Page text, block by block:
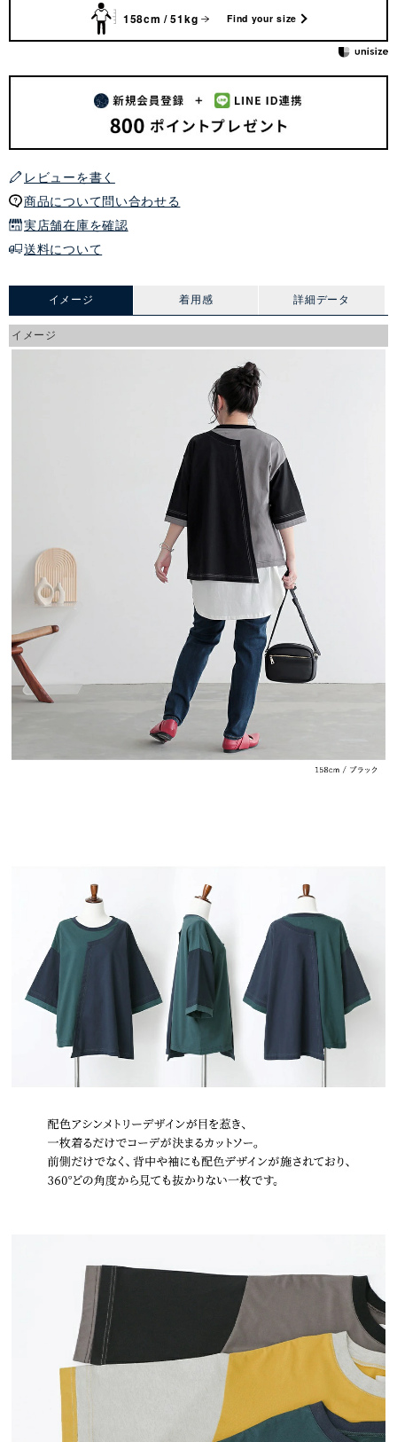
158cm / 51kg Find your size
レビューを書く
商品について問い合わせる
実店舗在庫を確認
送料について
イメージ 着用感 詳細データ
イメージ